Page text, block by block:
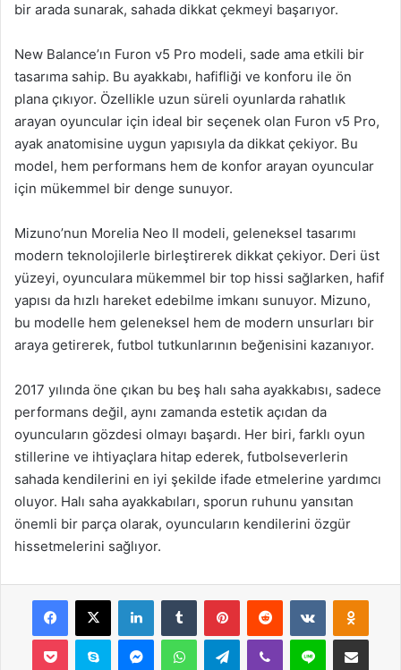
bir arada sunarak, sahada dikkat çekmeyi başarıyor.
New Balance’ın Furon v5 Pro modeli, sade ama etkili bir
tasarıma sahip. Bu ayakkabı, hafifliği ve konforu ile ön
plana çıkıyor. Özellikle uzun süreli oyunlarda rahatlık
arayan oyuncular için ideal bir seçenek olan Furon v5 Pro,
ayak anatomisine uygun yapısıyla da dikkat çekiyor. Bu
model, hem performans hem de konfor arayan oyuncular
için mükemmel bir denge sunuyor.
Mizuno’nun Morelia Neo II modeli, geleneksel tasarımı
modern teknolojilerle birleştirerek dikkat çekiyor. Deri üst
yüzeyi, oyunculara mükemmel bir top hissi sağlarken, hafif
yapısı da hızlı hareket edebilme imkanı sunuyor. Mizuno,
bu modelle hem geleneksel hem de modern unsurları bir
araya getirerek, futbol tutkunlarının beğenisini kazanıyor.
2017 yılında öne çıkan bu beş halı saha ayakkabısı, sadece
performans değil, aynı zamanda estetik açıdan da
oyuncuların gözdesi olmayı başardı. Her biri, farklı oyun
stillerine ve ihtiyaçlara hitap ederek, futbolseverlerin
sahada kendilerini en iyi şekilde ifade etmelerine yardımcı
oluyor. Halı saha ayakkabıları, sporun ruhunu yansıtan
önemli bir parça olarak, oyuncuların kendilerini özgür
hissetmelerini sağlıyor.
Facebook
X LinkedInTumblr PinterestReddit VKontakte
Pocket Skype MessengerWhatsAppTelegramViber Line E-Posta ile